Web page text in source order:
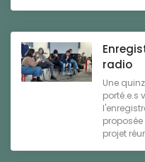
radio
Une
porté.e.s
projet